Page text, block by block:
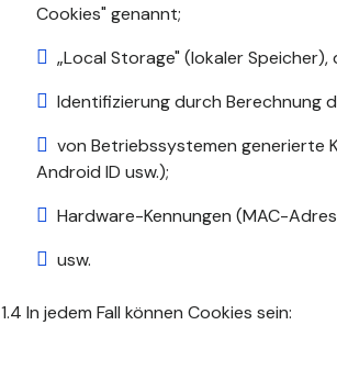
Cookies" genannt;
„Local Storage" (lokaler
Identifizierung durch Berechnung
von Betriebssystemen generierte
Android ID usw.);
Hardware-Kennungen (MAC-
usw.
1.4 In jedem Fall können Cookies sein: